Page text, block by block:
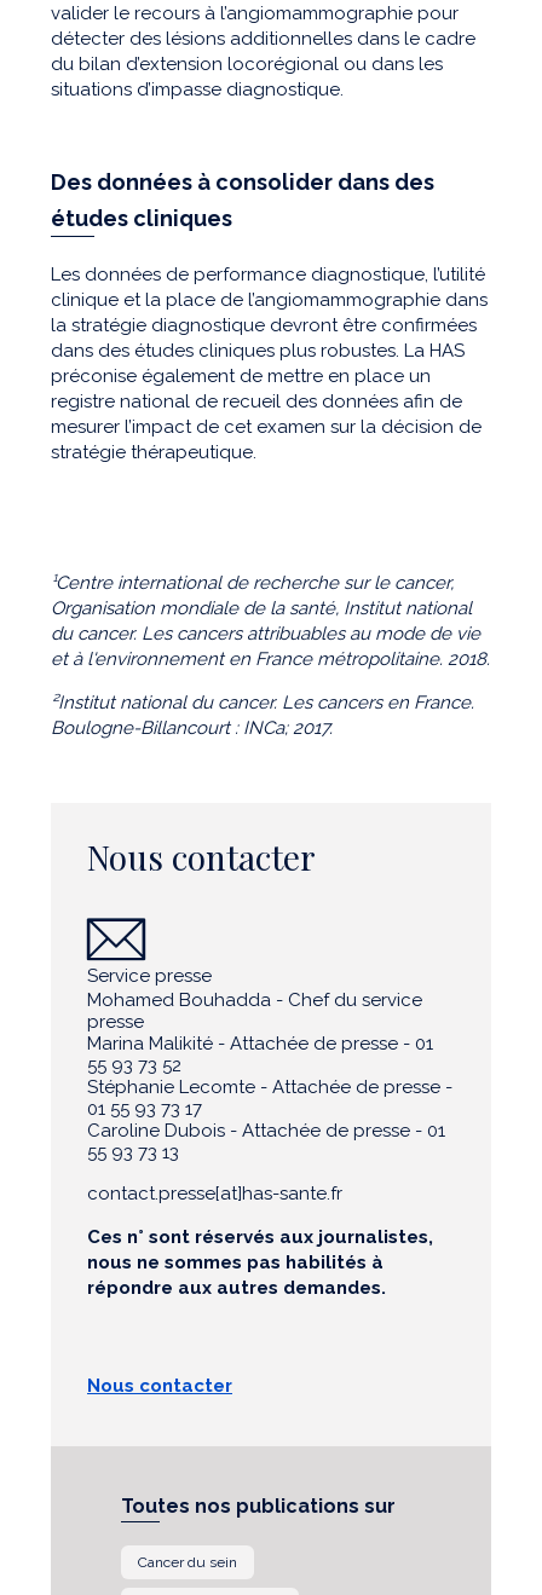
valider le recours à l’angiomammographie pour
détecter des lésions additionnelles dans le cadre
du bilan d’extension locorégional ou dans les
situations d’impasse diagnostique.
Des données à consolider dans des
études cliniques
Les données de performance diagnostique, l’utilité
clinique et la place de l’angiomammographie dans
la stratégie diagnostique devront être confirmées
dans des études cliniques plus robustes. La HAS
préconise également de mettre en place un
registre national de recueil des données afin de
mesurer l’impact de cet examen sur la décision de
stratégie thérapeutique.
¹Centre international de recherche sur le cancer,
Organisation mondiale de la santé, Institut national
du cancer. Les cancers attribuables au mode de vie
et à l'environnement en France métropolitaine. 2018.
²Institut national du cancer. Les cancers en France.
Boulogne-Billancourt : INCa; 2017.
Nous contacter
Service presse
Mohamed Bouhadda - Chef du service
presse
Marina Malikité - Attachée de presse - 01
55 93 73 52
Stéphanie Lecomte - Attachée de presse -
01 55 93 73 17
Caroline Dubois - Attachée de presse - 01
55 93 73 13
contact.presse[at]has-sante.fr
Ces n° sont réservés aux journalistes,
nous ne sommes pas habilités à
répondre aux autres demandes.
Nous contacter
Toutes nos publications sur
Cancer du sein